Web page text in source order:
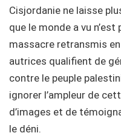
Cisjordanie ne laisse
que le monde a vu
massacre retransmis
autrices qualifient de
contre le peuple
ignorer l’ampleur de
d’images et de
le déni.